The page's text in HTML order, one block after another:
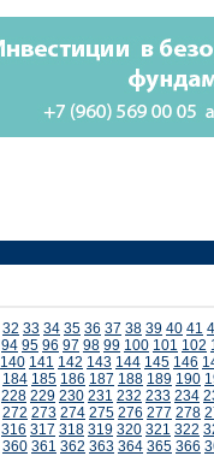
32 33 34 35 36 37 38 39 40 41
94 95 96 97 98 99 100 101 102
140 141 142 143 144 145 146
184 185 186 187 188 189 190
228 229 230 231 232 233 234
272 273 274 275 276 277 278
316 317 318 319 320 321 322
360 361 362 363 364 365 366